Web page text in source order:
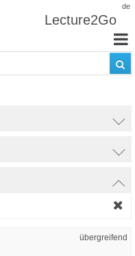
de
Lecture2Go
übergreifend